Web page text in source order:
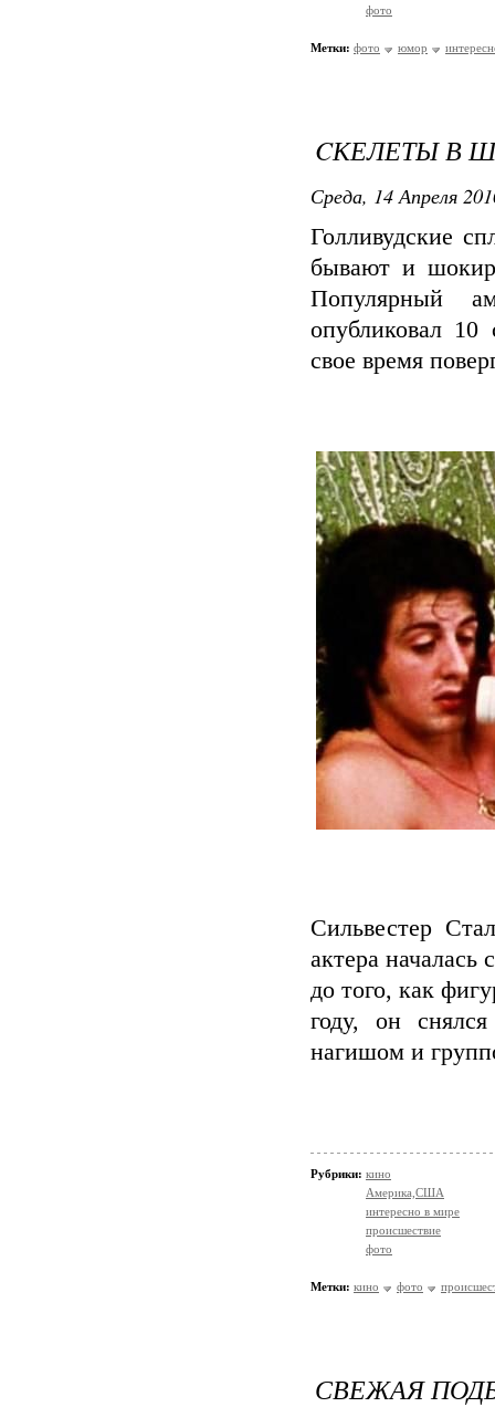
фото
Метки: фото юмор
CКЕЛЕТЫ В
Среда, 14 Апреля
Голливудские
бывают и
Популярный
опубликовал
свое время
Сильвестер
актера
до того, как
году, он
нагишом и
Рубрики: кино
Америка,США
интересно в мире
происшествие
фото
Метки: кино фото
СВЕЖАЯ